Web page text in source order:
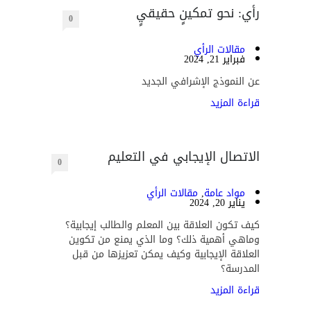
رأي: نحو تمكينٍ حقيقيٍ 0
مقالات الرأي
فبراير 21, 2024
عن النموذج الإشرافي الجديد
قراءة المزيد
الاتصال الإيجابي في التعليم 0
مواد عامة,مقالات الرأي
يناير 20, 2024
كيف تكون العلاقة بين المعلم والطالب إيجابية؟
وماهي أهمية ذلك؟ وما الذي يمنع من تكوين
العلاقة الإيجابية وكيف يمكن تعزيزها من قبل
المدرسة؟
قراءة المزيد